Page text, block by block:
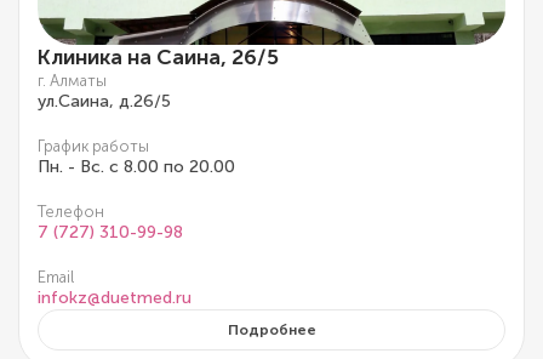
Клиника на Саина, 26/5
г. Алматы
ул.Саина, д.26/5
График работы
Пн. - Вс. с 8.00 по 20.00
Телефон
7 (727) 310-99-98
Email
infokz@duetmed.ru
Подробнее